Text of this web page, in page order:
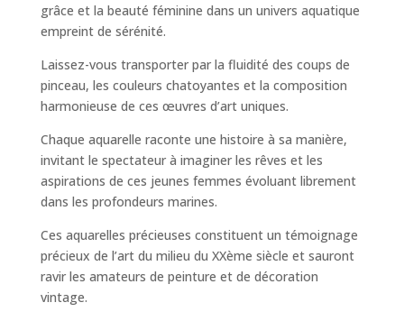
grâce et la beauté féminine dans un univers aquatique
empreint de sérénité.
Laissez-vous transporter par la fluidité des coups de
pinceau, les couleurs chatoyantes et la composition
harmonieuse de ces œuvres d’art uniques.
Chaque aquarelle raconte une histoire à sa manière,
invitant le spectateur à imaginer les rêves et les
aspirations de ces jeunes femmes évoluant librement
dans les profondeurs marines.
Ces aquarelles précieuses constituent un témoignage
précieux de l’art du milieu du XXème siècle et sauront
ravir les amateurs de peinture et de décoration
vintage.